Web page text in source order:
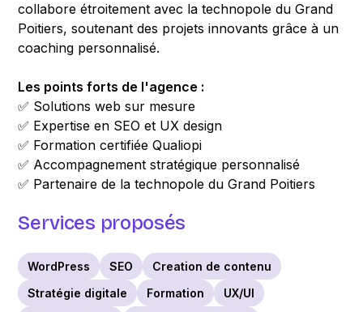
collabore étroitement avec la technopole du Grand
Poitiers, soutenant des projets innovants grâce à un
coaching personnalisé.
Les points forts de l'agence :
✅ Solutions web sur mesure
✅ Expertise en SEO et UX design
✅ Formation certifiée Qualiopi
✅ Accompagnement stratégique personnalisé
✅ Partenaire de la technopole du Grand Poitiers
Services proposés
WordPress SEO
Creation de contenu
Stratégie digitale
Formation
UX/UI